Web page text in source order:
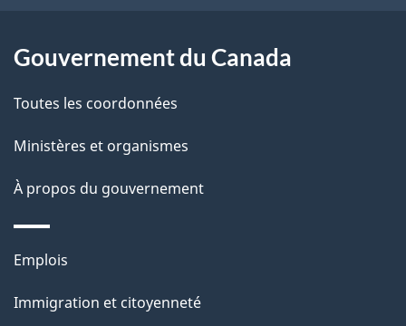
a
g
e
a
c
i
o
s
u
r
Gouvernement du Canada
Toutes les coordonnées
Ministères et organismes
À propos du gouvernement
Thèmes
sujets
Emplois
Immigration et citoyenneté